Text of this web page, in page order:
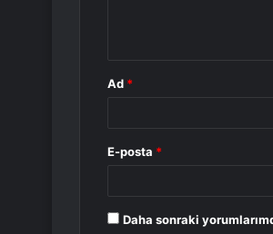
Ad *
E-posta *
Daha sonraki